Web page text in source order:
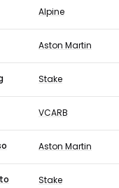
Alpine
Aston Martin
Stake
VCARB
Aston Martin
Stake